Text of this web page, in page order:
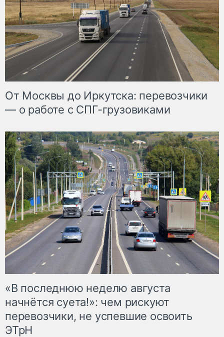
От Москвы до Иркутска: перевозчики
— о работе с СПГ-грузовиками
«В последнюю неделю августа
начнётся суета!»: чем рискуют
перевозчики, не успевшие освоить
ЭТрН